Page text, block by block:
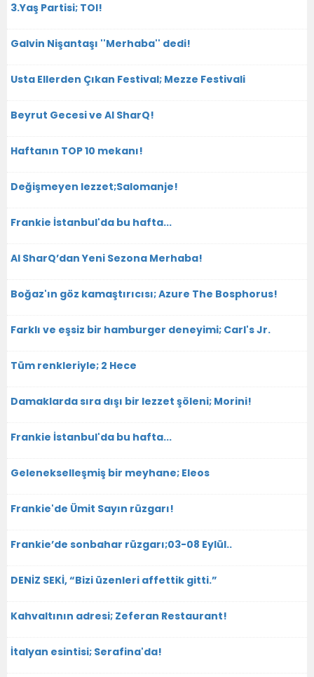
3.Yaş Partisi; TOI!
Galvin Nişantaşı ''Merhaba'' dedi!
Usta Ellerden Çıkan Festival; Mezze Festivali
Beyrut Gecesi ve Al SharQ!
Haftanın TOP 10 mekanı!
Değişmeyen lezzet;Salomanje!
Frankie İstanbul'da bu hafta...
Al SharQ’dan Yeni Sezona Merhaba!
Boğaz'ın göz kamaştırıcısı; Azure The Bosphorus!
Farklı ve eşsiz bir hamburger deneyimi; Carl's Jr.
Tüm renkleriyle; 2 Hece
Damaklarda sıra dışı bir lezzet şöleni; Morini!
Frankie İstanbul'da bu hafta...
Gelenekselleşmiş bir meyhane; Eleos
Frankie'de Ümit Sayın rüzgarı!
Frankie’de sonbahar rüzgarı;03-08 Eylül..
DENİZ SEKİ, “Bizi üzenleri affettik gitti.”
Kahvaltının adresi; Zeferan Restaurant!
İtalyan esintisi; Serafina'da!